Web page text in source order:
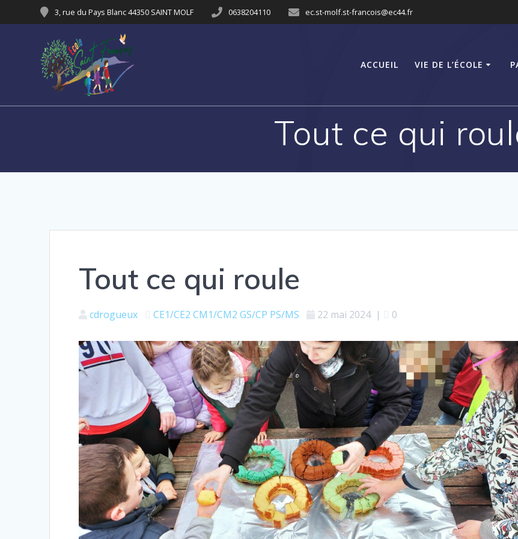
au
3, rue du Pays Blanc 44350 SAINT MOLF 0638204110 ec.st-molf.st-francois@ec44.fr
ACCUEIL VIE DE L’ÉCOLE
Tout ce qui
Tout ce qui roule
cdrogueux CE1/CE2 CM1/CM2 GS/CP PS/MS 22 mai 2024| 0